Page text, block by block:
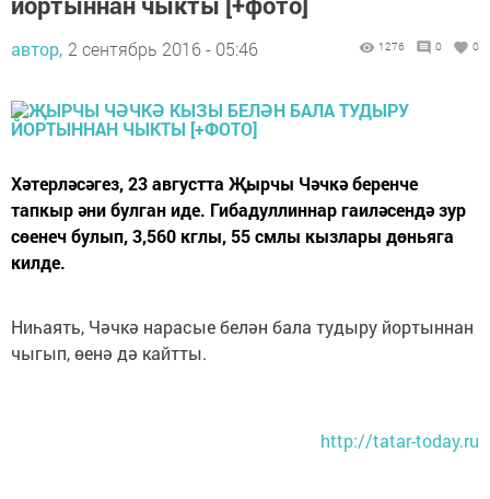
автор, 2 сентябрь 2016 - 05:46 1276 0 0
Хәтерләсәгез, 23 августта Җырчы Чәчкә беренче
тапкыр әни булган иде. Гибадуллиннар гаиләсендә зур
сөенеч булып, 3,560 кглы, 55 смлы кызлары дөньяга
килде.
Ниһаять, Чәчкә нарасые белән бала тудыру йортыннан
чыгып, өенә дә кайтты.
http://tatar-today.ru